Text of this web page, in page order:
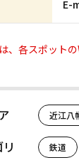
E-
、各スポットの
近江八
鉄道